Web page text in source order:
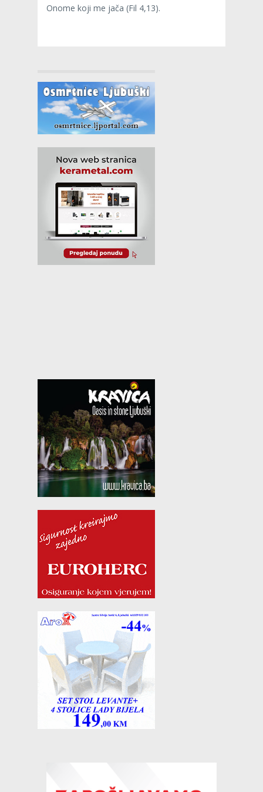
Onome koji me jača (Fil 4,13).